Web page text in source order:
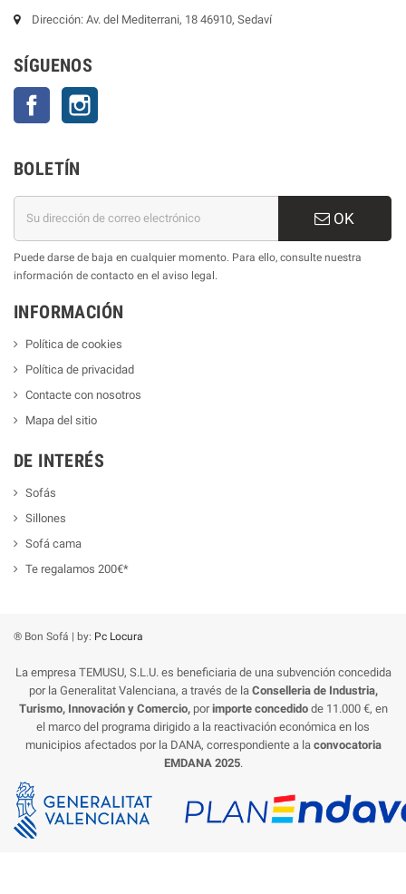
Dirección: Av. del Mediterrani, 18 46910, Sedaví
SÍGUENOS
Facebook
BOLETÍN
OK
Puede darse de baja en cualquier momento. Para ello, consulte nuestra
información de contacto en el aviso legal.
INFORMACIÓN
Política de cookies
Política de privacidad
Contacte con nosotros
Mapa del sitio
DE INTERÉS
Sofás
Sillones
Sofá cama
Te regalamos 200€*
® Bon Sofá | by: Pc Locura
La empresa TEMUSU, S.L.U. es beneficiaria de una subvención concedida
por la Generalitat Valenciana, a través de la Conselleria de Industria,
Turismo, Innovación y Comercio,porimporte concedido de 11.000 €, en
el marco del programa dirigido a la reactivación económica en los
municipios afectados por la DANA, correspondiente a la convocatoria
EMDANA 2025.